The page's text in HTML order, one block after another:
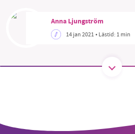
Threads
Anna Ljungström
14 jan 2021• Lästid: 1 min
miljödebatten